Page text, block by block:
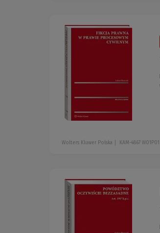
Wolters Kluwer Polska KAM-4867 W01P01